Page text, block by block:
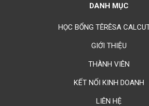
DANH MỤC
HỌC BỔNG TÊRÊSA
GIỚI THIỆU
THÀNH VIÊN
KẾT NỐI KINH DOANH
LIÊN HỆ